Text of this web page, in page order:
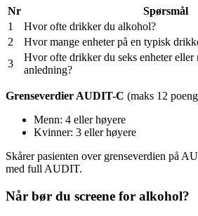
Nr
Spørsmål
1
Hvor ofte drikker du alkohol?
2
Hvor mange enheter på en typisk
3
Hvor ofte drikker du seks enheter eller
anledning?
Grenseverdier AUDIT-C (maks 12
Menn: 4 eller høyere
Kvinner: 3 eller høyere
Skårer pasienten over grenseverdien på
med full AUDIT.
Når bør du screene for alkohol?